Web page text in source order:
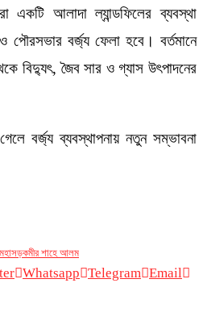
একটি আলাদা ল্যান্ডফিলের ব্যবস্থা
পৌরসভার বর্জ্য ফেলা হবে। বর্তমানে
বিদ্যুৎ, জৈব সার ও গ্যাস উৎপাদনের
বর্জ্য ব্যবস্থাপনায় নতুন সম্ভাবনা
মহাসড়কমীর শাহে আলম
Whatsapp Telegram Email